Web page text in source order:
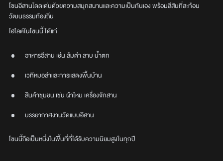
โซนอีสานโดดเด่นด้วยความสนุกสนานและความเป็นกันเอง พร้อมสีสันที่สะท้อน
วัฒนธรรมท้องถิ่น
ไฮไลต์ในโซนนี้ ได้แก่
อาหารอีสาน เช่น ส้มตำ ลาบ น้ำตก
เวทีหมอลำและการแสดงพื้นบ้าน
สินค้าชุมชน เช่น ผ้าไหม เครื่องจักสาน
บรรยากาศงานวัดแบบอีสาน
โซนนี้ถือเป็นหนึ่งในพื้นที่ที่ได้รับความนิยมสูงในทุกปี